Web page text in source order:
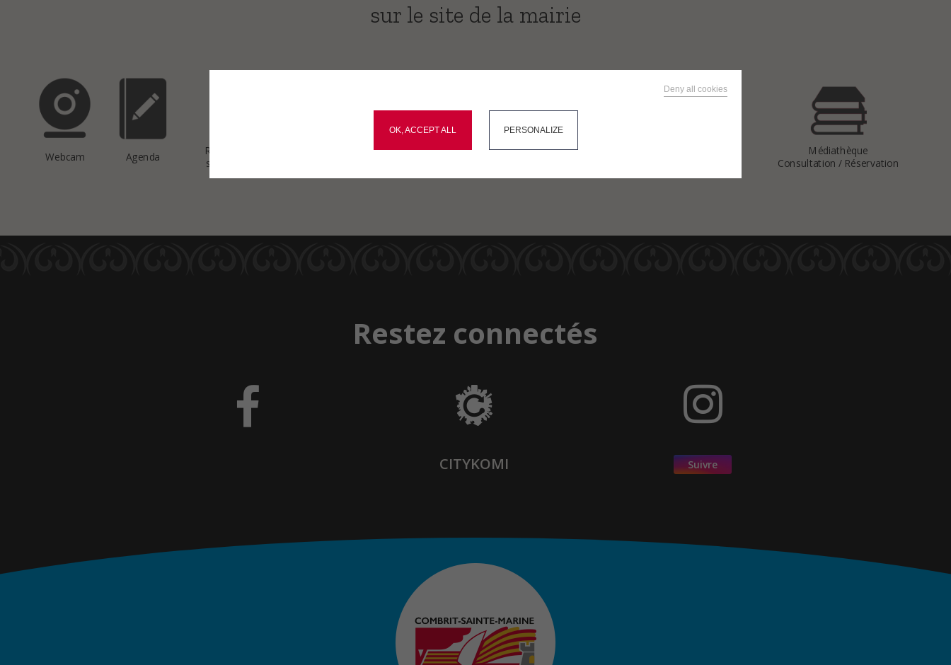
sur le site de la mairie
Webcam Agenda
Réservation de
salles de sport
Démarches
Carte
Menus du
Médiathèque
Consultation / Réservation
Restez connectés
CITYKOMI Suivre
OK, ACCEPT ALL
Deny all cookies
PERSONALIZE